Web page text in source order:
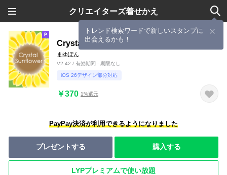
クリエイターズ着せかえ
トレンド検索ワードで新しいスタンプに
出会えるかも！
Crystal Sunflower
まゆぽん
V2.42 / 有効期間 - 期限なし
iOS 26デザイン部分対応
￥370 1%還元
PayPay決済が利用できるようになりました
プレゼントする 購入する
LYPプレミアムで使い放題